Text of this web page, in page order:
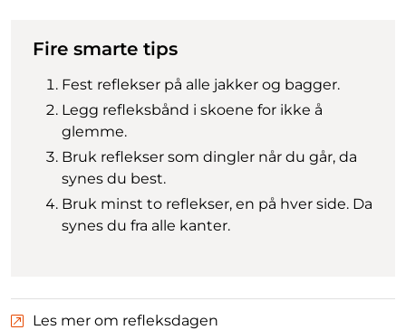
Fire smarte tips
Fest reflekser på alle jakker og bagger.
Legg refleksbånd i skoene for ikke å
glemme.
Bruk reflekser som dingler når du går, da
synes du best.
Bruk minst to reflekser, en på hver side. Da
synes du fra alle kanter.
Les mer om refleksdagen